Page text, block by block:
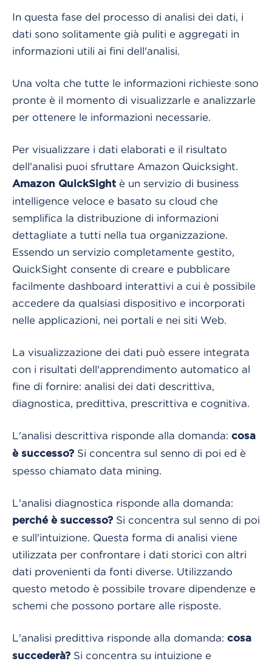
In questa fase del processo di analisi dei dati, i
dati sono solitamente già puliti e aggregati in
informazioni utili ai fini dell'analisi.
Una volta che tutte le informazioni richieste sono
pronte è il momento di visualizzarle e analizzarle
per ottenere le informazioni necessarie.
Per visualizzare i dati elaborati e il risultato
dell'analisi puoi sfruttare Amazon Quicksight.
Amazon QuickSight è un servizio di business
intelligence veloce e basato su cloud che
semplifica la distribuzione di informazioni
dettagliate a tutti nella tua organizzazione.
Essendo un servizio completamente gestito,
QuickSight consente di creare e pubblicare
facilmente dashboard interattivi a cui è possibile
accedere da qualsiasi dispositivo e incorporati
nelle applicazioni, nei portali e nei siti Web.
La visualizzazione dei dati può essere integrata
con i risultati dell'apprendimento automatico al
fine di fornire: analisi dei dati descrittiva,
diagnostica, predittiva, prescrittiva e cognitiva.
L'analisi descrittiva risponde alla domanda: cosa
è successo? Si concentra sul senno di poi ed è
spesso chiamato data mining.
L'analisi diagnostica risponde alla domanda:
perché è successo? Si concentra sul senno di poi
e sull'intuizione. Questa forma di analisi viene
utilizzata per confrontare i dati storici con altri
dati provenienti da fonti diverse. Utilizzando
questo metodo è possibile trovare dipendenze e
schemi che possono portare alle risposte.
L'analisi predittiva risponde alla domanda: cosa
succederà? Si concentra su intuizione e